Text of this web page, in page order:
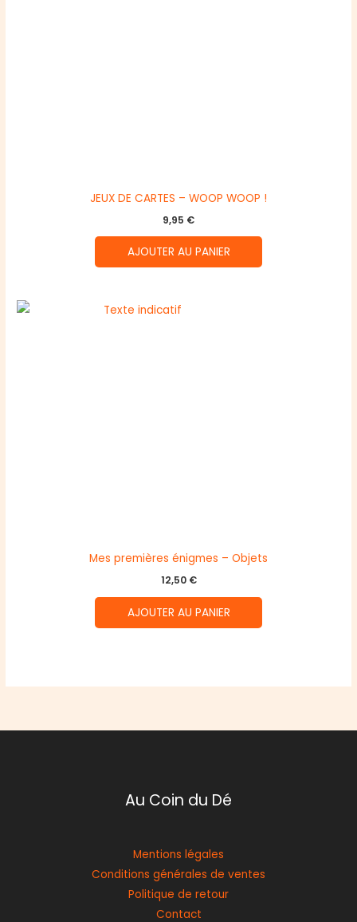
JEUX DE CARTES – WOOP WOOP !
9,95 €
AJOUTER AU PANIER
Mes premières énigmes – Objets
12,50 €
AJOUTER AU PANIER
Au Coin du Dé
Mentions légales
Conditions générales de ventes
Politique de retour
Contact